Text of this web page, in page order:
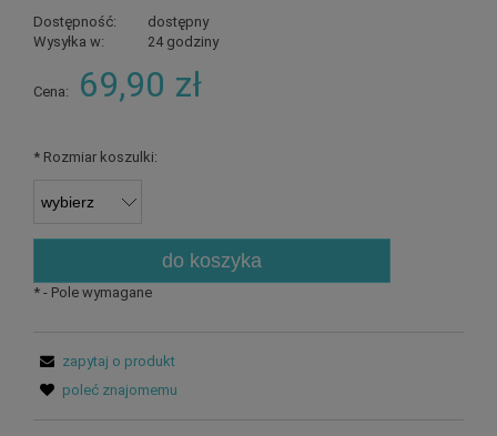
Dostępność:
dostępny
Wysyłka w:
24 godziny
Cena: 69,90 zł
*Rozmiar koszulki:
do koszyka
*- Pole wymagane
zapytaj o produkt
poleć znajomemu